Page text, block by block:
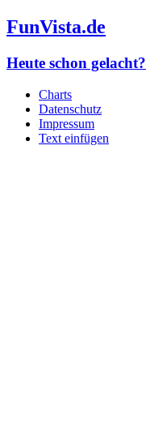
FunVista.de
Heute schon gelacht?
Charts
Datenschutz
Impressum
Text einfügen